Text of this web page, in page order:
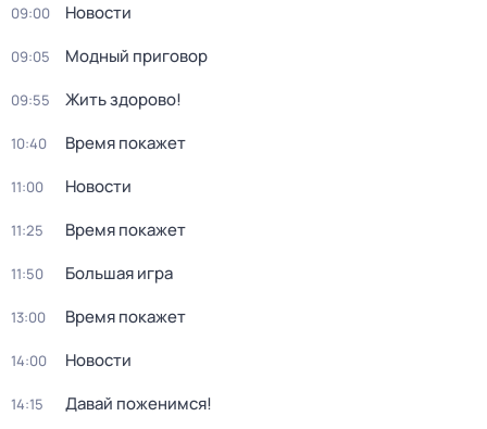
09:00 Новости
09:05 Модный приговор
09:55 Жить здорово!
10:40 Время покажет
11:00 Новости
11:25 Время покажет
11:50 Большая игра
13:00 Время покажет
14:00 Новости
14:15 Давай поженимся!